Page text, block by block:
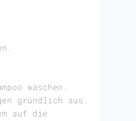
waschen.
gründlich aus.
auf die